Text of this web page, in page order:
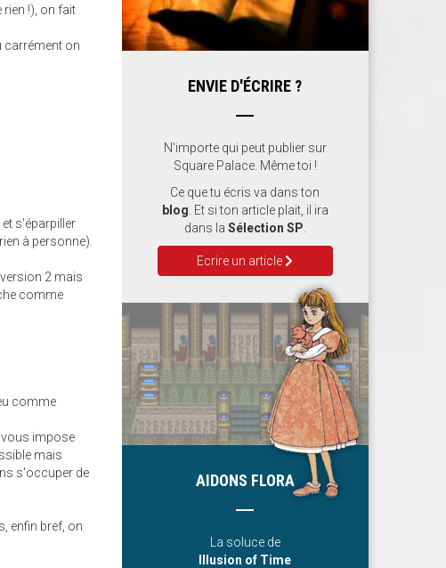
!), on fait
carrément on
s'éparpiller
à personne).
2 mais
comme
comme
vous impose
mais
s'occuper de
enfin bref, on
ENVIE D'ÉCRIRE ?
N'importe qui peut publier sur
Square Palace. Même toi !
Ce que tu écris va dans ton
blog . Et si ton article plait, il ira
dans la Sélection SP
Ecrire un article
AIDONS FLORA
La soluce de
Illusion of Time